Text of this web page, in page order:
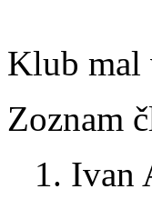
Klub mal
Zoznam
1. Ivan